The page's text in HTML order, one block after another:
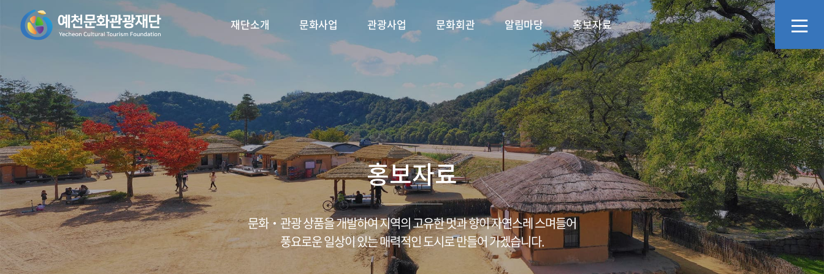
재단소개
비전/목표 조직구성 정보공개 오시는길
문화사업
꿈의 예술단 플러스 문화가 있는 날 문화특화지역조성사업 문화예술교육사 에고,어르신의 넋두
리2.0
관광사업
예천곤충축제 용궁순대축제 삼강나루주막 축제 금당야행 지역관광추진조직(DMO)
문화회관
대관안내
알림마당
공지사항 채용/입찰 문화·관광소식 소통창구
홍보자료
포토갤러리 영상자료 언론보도
홍보자료
문화‧관광 상품을 개발하여 지역의 고유한 멋과 향이 자연스레 스며들어
풍요로운 일상이 있는 매력적인 도시로 만들어 가겠습니다.